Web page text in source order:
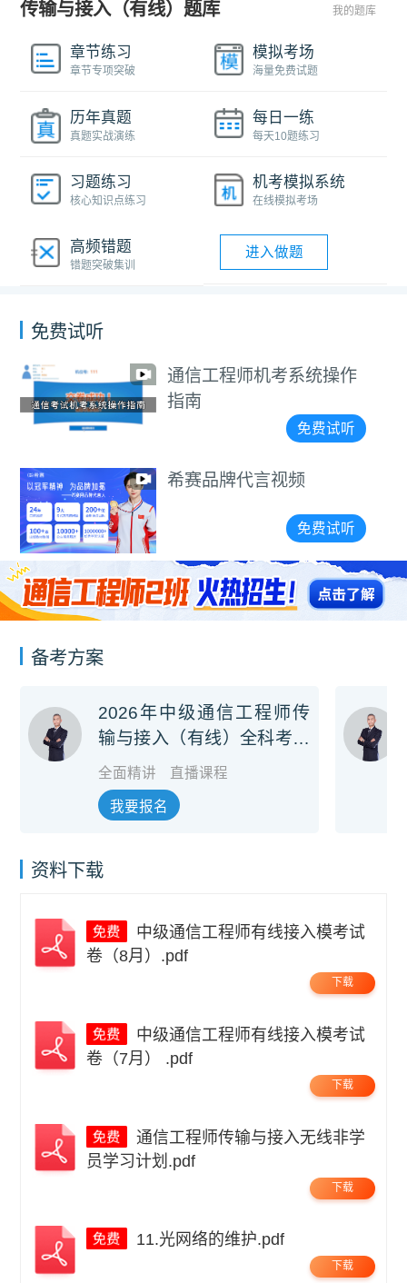
传输与接入（有线）题库 我的题库
章节练习
章节专项突破
模拟考场
海量免费试题
历年真题
真题实战演练
每日一练
每天10题练习
习题练习
核心知识点练习
机考模拟系统
在线模拟考场
高频错题
错题突破集训
进入做题
免费试听
通信工程师机考系统操作
指南
免费试听
希赛品牌代言视频
免费试听
备考方案
2026年中级通信工程师传
输与接入（有线）全科考前
冲刺班
全面精讲 直播课程
我要报名
资料下载
卷（8月）.pdf
下载
卷（7月） .pdf
下载
通信工程师传输与接入无线非学
员学习计划.pdf
下载
11.光网络的维护.pdf
下载